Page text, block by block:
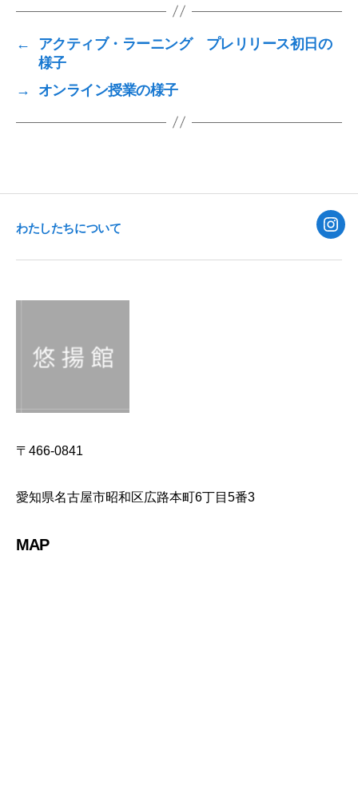
b
o
o
k
←
アクティブ・ラーニング プレリリース初日の
様子
→
オンライン授業の様子
わたしたちについて
〒466-0841
愛知県名古屋市昭和区広路本町6丁目5番3
MAP